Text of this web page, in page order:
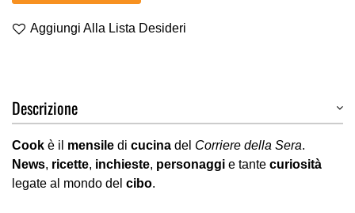
Aggiungi Alla Lista Desideri
Descrizione
Cook è il mensile di cucina del Corriere della Sera.
News, ricette, inchieste, personaggi e tante curiosità
legate al mondo del cibo.